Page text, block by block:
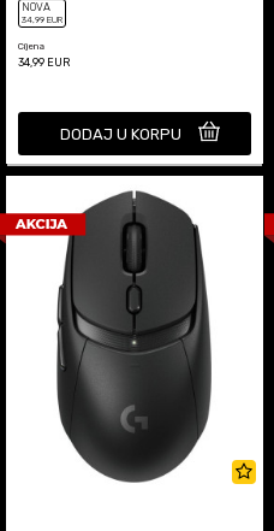
NOVA
34,99 EUR
Cijena
34,99 EUR
DODAJ U KORPU